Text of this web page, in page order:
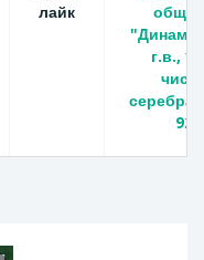
лайк
г.в.,
серебра